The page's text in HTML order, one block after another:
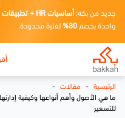
جديد من بكه: أساسيات HR + تطبيقات الذكاء الاصطناعي
واحدة بخصم 80% لفترة محدودة.
الرئيسية - مقالات -
ما هي الأصول وأهم أنواعها وكيفية
للتسعير